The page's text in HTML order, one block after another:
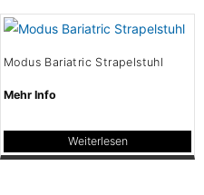
Modus Bariatric Strapelstuhl
Mehr Info
Weiterlesen